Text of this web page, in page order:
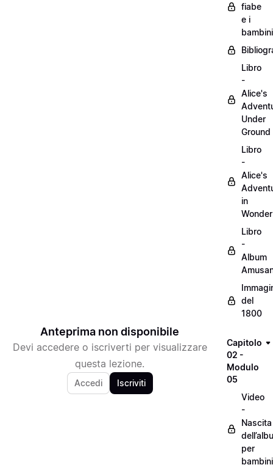
Anteprima non disponibile
Devi accedere o iscriverti per visualizzare
questa lezione.
Accedi Iscriviti
fiabe
e i
bambini
Libro
-
Alice's
Under
Ground
Libro
-
Alice's
in
Libro
-
Album
del
1800
Capitolo
02 -
Modulo
05
Video
-
Nascita
per
bambini